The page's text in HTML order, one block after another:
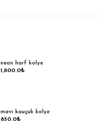
neon harf kolye
1,800.0₺
mavi kauçuk kolye
850.0₺